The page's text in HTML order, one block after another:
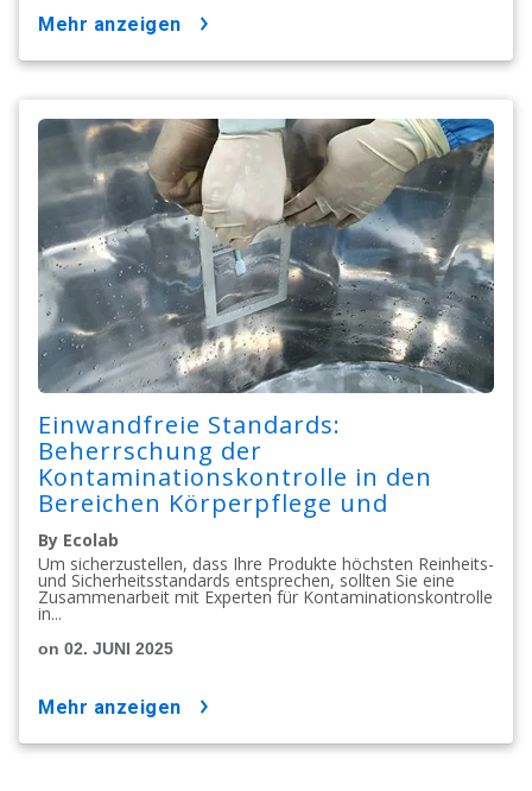
mehr anzeigen
Einwandfreie Standards:
Beherrschung der
Kontaminationskontrolle in den
Bereichen Körperpflege und
Kosmetik
By Ecolab
Um sicherzustellen, dass Ihre Produkte höchsten Reinheits-
und Sicherheitsstandards entsprechen, sollten Sie eine
Zusammenarbeit mit Experten für Kontaminationskontrolle
in...
on 02. JUNI 2025
mehr anzeigen